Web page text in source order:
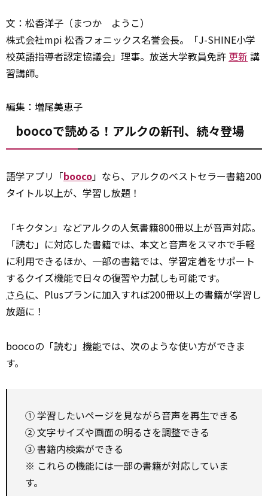
文：松香洋子（まつか ようこ）
株式会社mpi 松香フォニックス名誉会長。「J-SHINE小学
校英語指導者認定協議会」理事。放送大学教員免許 更新 講
習講師。
編集：増尾美恵子
boocoで読める！アルクの新刊、続々登場
語学アプリ「booco」なら、アルクのベストセラー書籍200
タイトル以上が、学習し放題！
「キクタン」などアルクの人気書籍800冊以上が音声対応。
「読む」に対応した書籍では、本文と音声をスマホで手軽
に利用できるほか、一部の書籍では、学習定着をサポート
するクイズ機能で日々の復習や力試しも可能です。
さらに、Plusプランに加入すれば200冊以上の書籍が学習し
放題に！
boocoの「読む」 機能では、次のような使い方ができま
す。
① 学習したいページを見ながら音声を再生できる
② 文字サイズや画面の明るさを調整できる
③ 書籍内検索ができる
※ これらの機能には一部の書籍が対応していま
す。